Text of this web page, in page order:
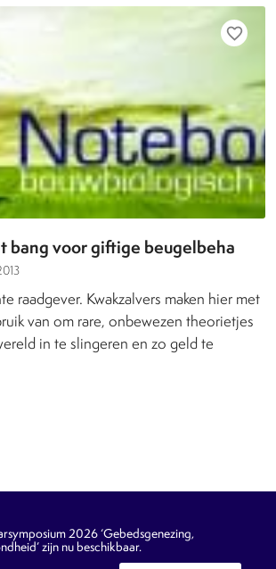
favorite_border
bang voor giftige beugelbeha
raadgever. Kwakzalvers maken hier met
van om rare, onbewezen theorietjes
in te slingeren en zo geld te
2026 ‘Gebedsgenezing,
zijn nu beschikbaar.